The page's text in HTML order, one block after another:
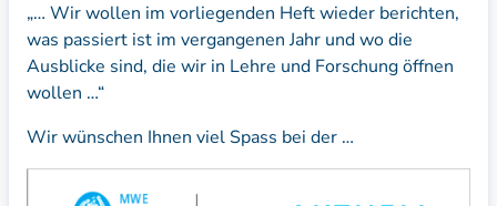
„… Wir wollen im vorliegenden Heft wieder berichten,
was passiert ist im vergangenen Jahr und wo die
Ausblicke sind, die wir in Lehre und Forschung öffnen
wollen …“
Wir wünschen Ihnen viel Spass bei der …